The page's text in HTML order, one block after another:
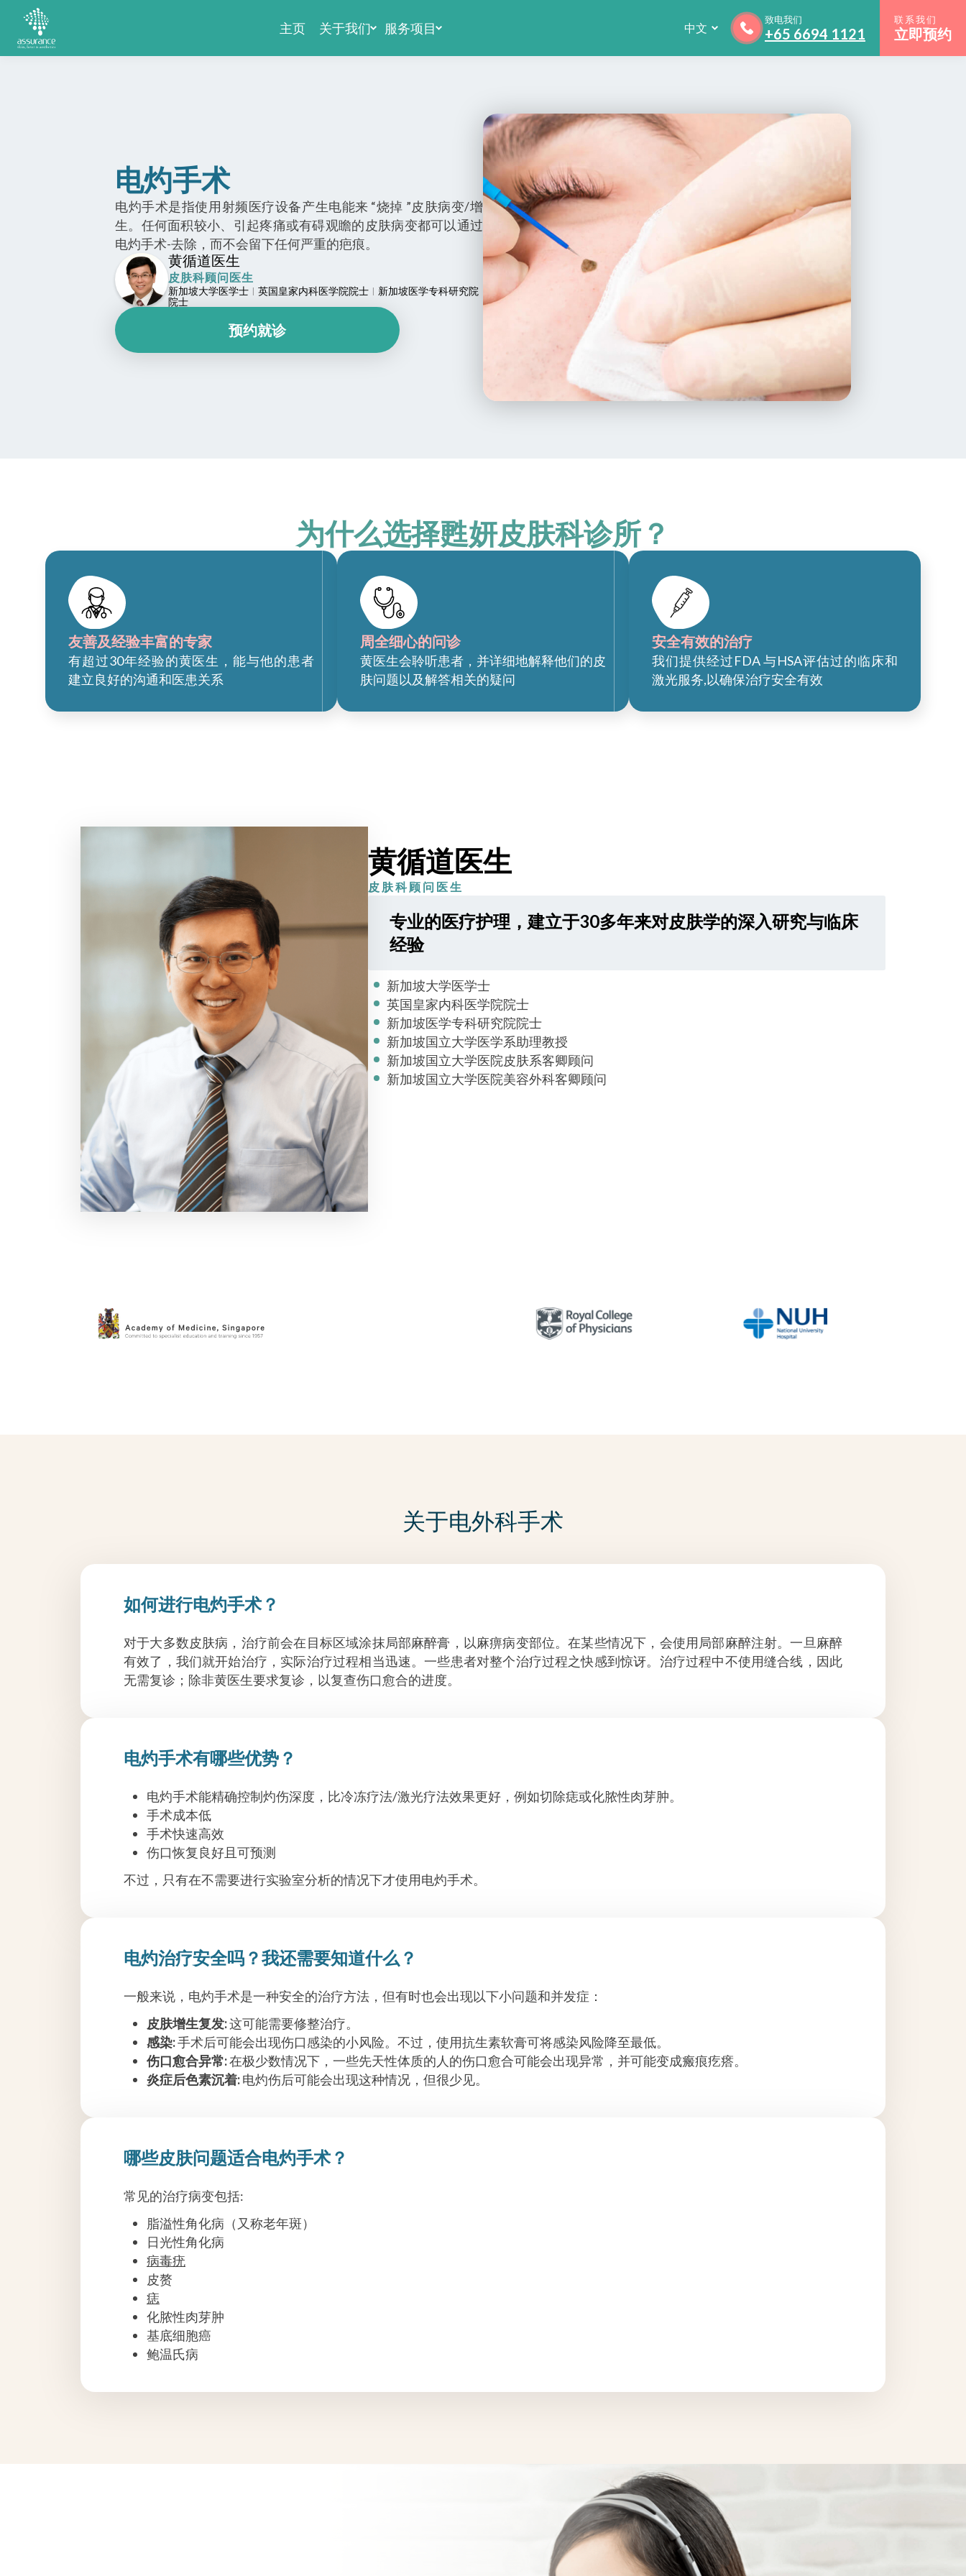
主页 关于我们 服务项目 中文
致电我们
+65 6694 1121
联系我们
立即预约
电灼手术
电灼手术是指使用射频医疗设备产生电能来 “烧掉 ”皮肤病变/增
生。任何面积较小、引起疼痛或有碍观瞻的皮肤病变都可以通过
电灼手术-去除，而不会留下任何严重的疤痕。
黄循道医生
皮肤科顾问医生
新加坡大学医学士 | 英国皇家内科医学院院士 | 新加坡医学专科研究院
院士
预约就诊
为什么选择甦妍皮肤科诊所？
友善及经验丰富的专家
有超过30年经验的黄医生，能与他的患者
建立良好的沟通和医患关系
周全细心的问诊
黄医生会聆听患者，并详细地解释他们的皮
肤问题以及解答相关的疑问
安全有效的治疗
我们提供经过FDA 与HSA评估过的临床和
激光服务,以确保治疗安全有效
黄循道医生
皮肤科顾问医生
专业的医疗护理，建立于30多年来对皮肤学的深入研究与临床
经验
新加坡大学医学士
英国皇家内科医学院院士
新加坡医学专科研究院院士
新加坡国立大学医学系助理教授
新加坡国立大学医院皮肤系客卿顾问
新加坡国立大学医院美容外科客卿顾问
关于电外科手术
如何进行电灼手术？
对于大多数皮肤病，治疗前会在目标区域涂抹局部麻醉膏，以麻痹病变部位。在某些情况下，会使用局部麻醉注射。一旦麻醉
有效了，我们就开始治疗，实际治疗过程相当迅速。一些患者对整个治疗过程之快感到惊讶。治疗过程中不使用缝合线，因此
无需复诊；除非黄医生要求复诊，以复查伤口愈合的进度。
电灼手术有哪些优势？
电灼手术能精确控制灼伤深度，比冷冻疗法/激光疗法效果更好，例如切除痣或化脓性肉芽肿。
手术成本低
手术快速高效
伤口恢复良好且可预测
不过，只有在不需要进行实验室分析的情况下才使用电灼手术。
电灼治疗安全吗？我还需要知道什么？
一般来说，电灼手术是一种安全的治疗方法，但有时也会出现以下小问题和并发症：
皮肤增生复发:这可能需要修整治疗。
感染:手术后可能会出现伤口感染的小风险。不过，使用抗生素软膏可将感染风险降至最低。
伤口愈合异常:在极少数情况下，一些先天性体质的人的伤口愈合可能会出现异常，并可能变成瘢痕疙瘩。
炎症后色素沉着:电灼伤后可能会出现这种情况，但很少见。
哪些皮肤问题适合电灼手术？
常见的治疗病变包括:
脂溢性角化病（又称老年斑）
日光性角化病
病毒疣
皮赘
痣
化脓性肉芽肿
基底细胞癌
鲍温氏病